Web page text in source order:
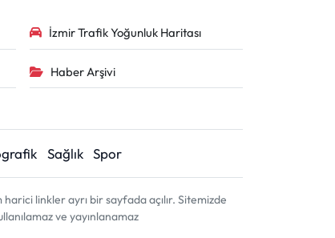
İzmir Trafik Yoğunluk Haritası
Haber Arşivi
Sağlık Spor
linkler ayrı bir sayfada açılır. Sitemizde
ve yayınlanamaz